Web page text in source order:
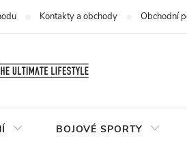
Kontakty a obchody Obchodní
BOJOVÉ SPORTY